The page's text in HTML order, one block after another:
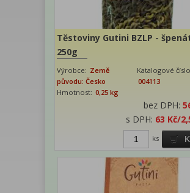
Těstoviny Gutini BZLP -
250g
Výrobce: Země
původu: Česko
Katalogové
004113
Hmotnost: 0,25 kg
bez DPH:
s DPH: 63 Kč/
ks